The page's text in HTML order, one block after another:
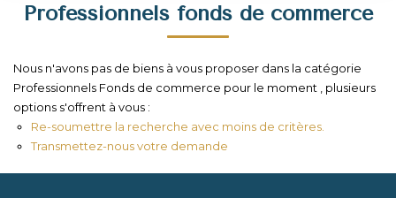
Nos Biens Vendus
LOUER
GERER
Type de bien
Budget max Plus de critères
Professionnels fonds de commerce
Nous n'avons pas de biens à vous proposer dans la catégorie
Professionnels Fonds de commerce pour le moment , plusieurs
options s'offrent à vous :
Re-soumettre la recherche avec moins de critères.
Transmettez-nous votre demande